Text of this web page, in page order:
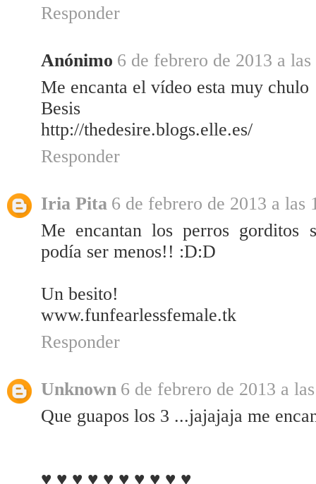
Responder
Anónimo 6 de febrero de 2013 a
Me encanta el vídeo esta muy chulo
Besis
http://thedesire.blogs.elle.es/
Responder
Iria Pita 6 de febrero de 2013 a las
Me encantan los perros gorditos
podía ser menos!! :D:D
Un besito!
www.funfearlessfemale.tk
Responder
Unknown 6 de febrero de 2013 a
Que guapos los 3 ...jajajaja me
♥ ♥ ♥ ♥ ♥ ♥ ♥ ♥ ♥ ♥